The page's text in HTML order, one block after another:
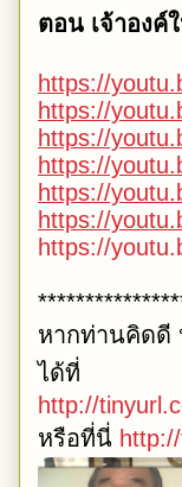
ตอน เจ้าองค์
https://
https://
https://
https://
https://
https://
https://
หากท่านคิดดี
ได้ที่
http://
หรือที่นี่